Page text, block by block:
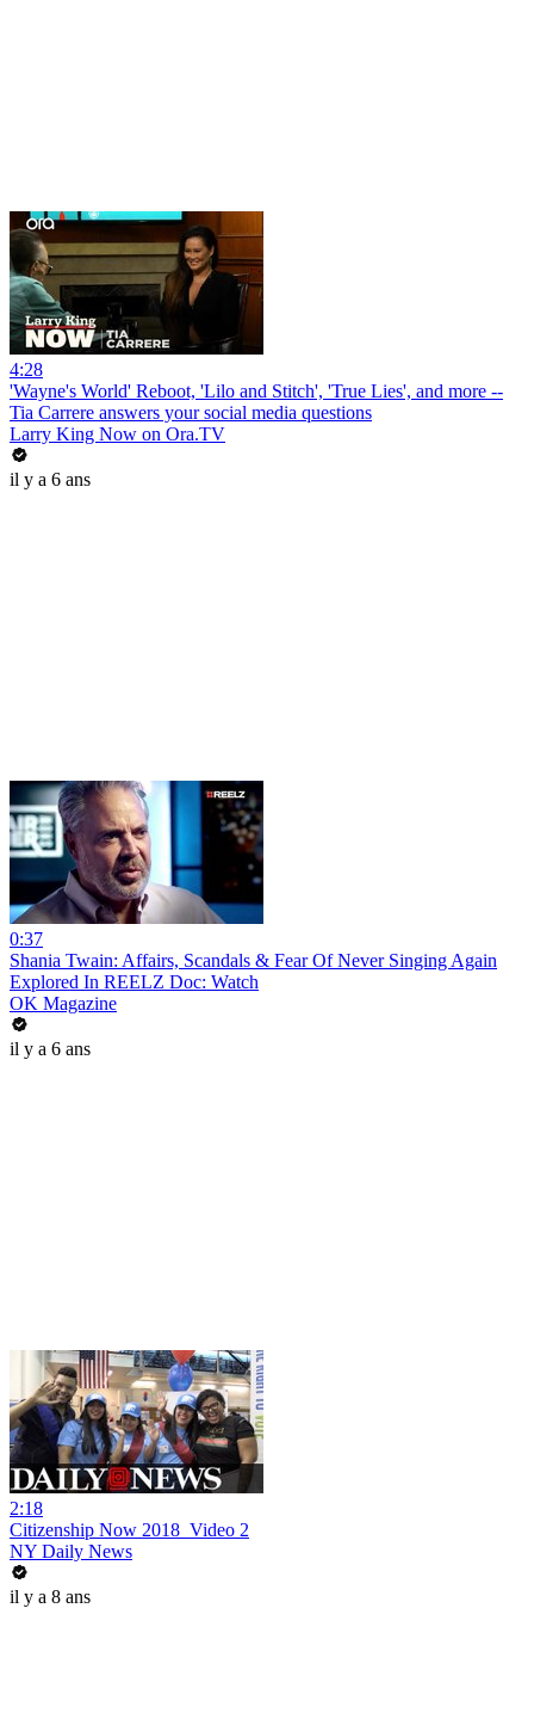
4:28
'Wayne's World' Reboot, 'Lilo and Stitch', 'True Lies', and more --
Tia Carrere answers your social media questions
Larry King Now on Ora.TV
il y a 6 ans
0:37
Shania Twain: Affairs, Scandals & Fear Of Never Singing Again
Explored In REELZ Doc: Watch
OK Magazine
il y a 6 ans
2:18
Citizenship Now 2018_Video 2
NY Daily News
il y a 8 ans